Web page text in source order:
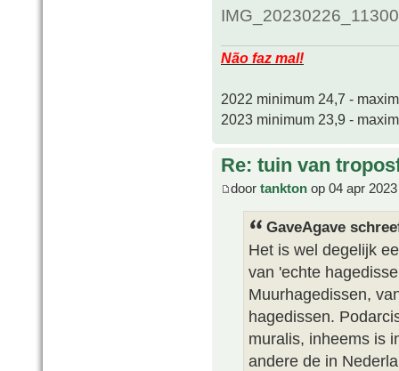
Não faz mal!
2022 minimum 24,7 -
2023 minimum 23,9 -
Re: tuin van
door tankton op 04 apr
GaveAgave
Het is wel degelijk
van 'echte
Muurhagedissen,
hagedissen.
muralis, inheems is
andere de in